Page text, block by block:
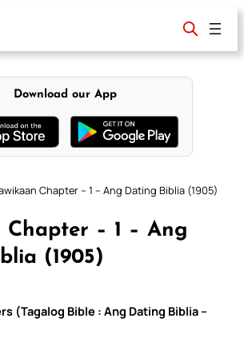
Download our App
Chapter – 1 – Ang Dating Biblia (1905)
Chapter – 1 – Ang
(1905)
(Tagalog Bible : Ang Dating Biblia –